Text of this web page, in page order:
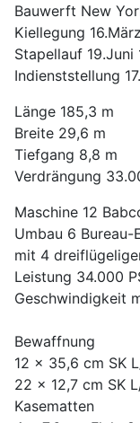
Bauwerft New
Kiellegung
Stapellauf 19.Juni
Indienststellung
Länge 185,3 m
Breite 29,6 m
Tiefgang 8,8 m
Verdrängung
Maschine 12
Umbau 6 Bureau-
mit 4
Leistung 34.000
Geschwindigkeit
Bewaffnung
12 x 35,6 cm SK
22 x 12,7 cm SK
Kasematten